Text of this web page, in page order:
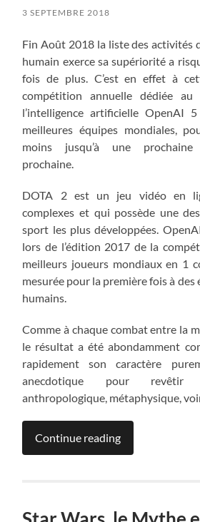
3 SEPTEMBRE 2018
Fin Août 2018 la liste des activités
humain exerce sa supériorité a
fois de plus. C’est en effet à
compétition annuelle dédiée
l’intelligence artificielle OpenAI 5
meilleures équipes mondiales,
moins jusqu’à une prochaine
prochaine.
DOTA 2 est un jeu vidéo en
complexes et qui possède une
sport les plus développées.
lors de l’édition 2017 de la
meilleurs joueurs mondiaux en 1
mesurée pour la première fois à des
humains.
Comme à chaque combat entre la
le résultat a été abondamment
rapidement son caractère
anecdotique pour revêtir
anthropologique, métaphysique,
Continue reading